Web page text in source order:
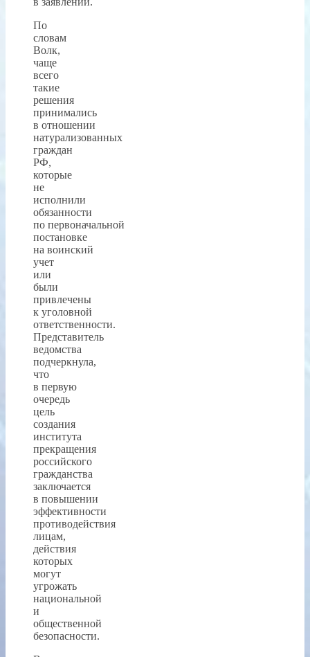
По
словам
Волк,
чаще
всего
такие
решения
принимались
в отношении
натурализованных
граждан
РФ,
которые
не
исполнили
обязанности
по первоначальной
постановке
на воинский
учет
или
были
привлечены
к уголовной
ответственности.
Представитель
ведомства
подчеркнула,
что
в первую
очередь
цель
создания
института
прекращения
российского
гражданства
заключается
в повышении
эффективности
противодействия
лицам,
действия
которых
могут
угрожать
национальной
и
общественной
безопасности.